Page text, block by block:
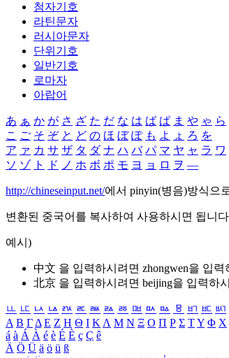
첨자기호
라틴문자
러시아문자
단위기호
일반기호
로마자
아랍어
あ ぁ か が さ ざ た だ な は ば ぱ ま や ゃ ら
こ ご そ ぞ と ど の ほ ぼ ぽ も よ ょ ろ を
ア ァ カ サ ザ タ ダ ナ ハ バ パ マ ヤ ャ ラ ワ
ソ ゾ ト ド ノ ホ ボ ポ モ ヨ ョ ロ ヲ ―
http://chineseinput.net/에서 pinyin(병음)방식으
변환된 중국어를 복사하여 사용하시면 됩니
예시)
中文 을 입력하시려면 zhongwen을 입력
北京 을 입력하시려면 beijing을 입력하
ㅥ ㅦ ㅧ ㅨ ㅩ ㅪ ㅫ ㅬ ㅭ ㅮ ㅯ ㅰ ㅱ ㅲ ㅳ ㅴ
Α Β ΓΔ Ε Ζ Η Θ Ι ΚΛ Μ Ν Ξ Ο Π Ρ Σ ΤΥ Φ Χ
á à Á À é è É È ç Ç ê
Ä Ö Ü ä ö ü ß